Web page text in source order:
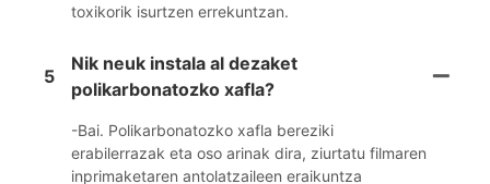
toxikorik isurtzen errekuntzan.
5
Nik neuk instala al dezaket
polikarbonatozko xafla?
-Bai. Polikarbonatozko xafla bereziki
erabilerrazak eta oso arinak dira, ziurtatu filmaren
inprimaketaren antolatzaileen eraikuntza